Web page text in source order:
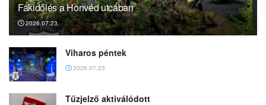
Fakidőlés a Honvéd utcában
2026.07.23.
Viharos péntek
2026.07.23.
Tűzjelző aktiválódott